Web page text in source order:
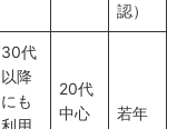
認）
30代
以降
にも
20代
中心
若年